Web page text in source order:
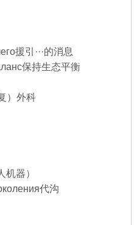
援引···的消息
保持生态平衡
）外科
机器）
代沟